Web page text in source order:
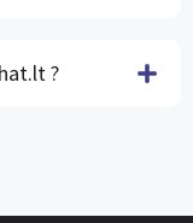
?